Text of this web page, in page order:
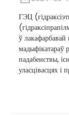
ГЭЦ
ў лакафарбавай
мадыфікатараў
падабенствы,
уласцівасцях і